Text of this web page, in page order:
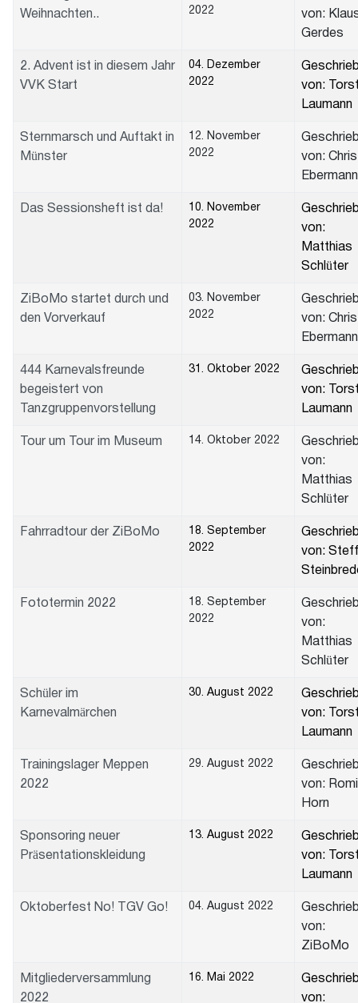
Weihnachten..
2022
von:
Gerdes
2. Advent ist in diesem Jahr
VVK Start
04. Dezember
2022
von:
Laumann
Sternmarsch und Auftakt in
Münster
12. November
2022
von:
Ebermann
Das Sessionsheft ist da!
10. November
2022
von:
Matthias
Schlüter
ZiBoMo startet durch und
den Vorverkauf
03. November
2022
von:
Ebermann
444 Karnevalsfreunde
begeistert von
Tanzgruppenvorstellung
31. Oktober 2022
von:
Laumann
Tour um Tour im Museum 14. Oktober 2022
von:
Matthias
Schlüter
Fahrradtour der ZiBoMo
18. September
2022
von:
Fototermin 2022
18. September
2022
von:
Matthias
Schlüter
Schüler im
Karnevalmärchen
30. August 2022
von:
Laumann
Trainingslager Meppen
2022
29. August 2022
von:
Horn
Sponsoring neuer
Präsentationskleidung
13. August 2022
von:
Laumann
Oktoberfest No! TGV Go! 04. August 2022
von:
ZiBoMo
Mitgliederversammlung
2022
16. Mai 2022
von: